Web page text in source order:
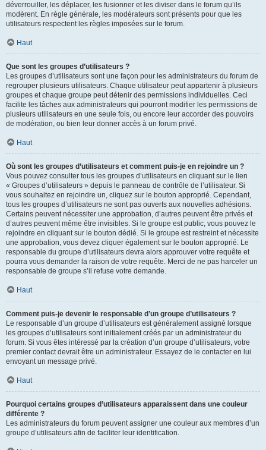
déverrouiller, les déplacer, les fusionner et les diviser dans le forum qu’ils
modèrent. En règle générale, les modérateurs sont présents pour que les
utilisateurs respectent les règles imposées sur le forum.
Haut
Que sont les groupes d’utilisateurs ?
Les groupes d’utilisateurs sont une façon pour les administrateurs du forum de
regrouper plusieurs utilisateurs. Chaque utilisateur peut appartenir à plusieurs
groupes et chaque groupe peut détenir des permissions individuelles. Ceci
facilite les tâches aux administrateurs qui pourront modifier les permissions de
plusieurs utilisateurs en une seule fois, ou encore leur accorder des pouvoirs
de modération, ou bien leur donner accès à un forum privé.
Haut
Où sont les groupes d’utilisateurs et comment puis-je en rejoindre un ?
Vous pouvez consulter tous les groupes d’utilisateurs en cliquant sur le lien
« Groupes d’utilisateurs » depuis le panneau de contrôle de l’utilisateur. Si
vous souhaitez en rejoindre un, cliquez sur le bouton approprié. Cependant,
tous les groupes d’utilisateurs ne sont pas ouverts aux nouvelles adhésions.
Certains peuvent nécessiter une approbation, d’autres peuvent être privés et
d’autres peuvent même être invisibles. Si le groupe est public, vous pouvez le
rejoindre en cliquant sur le bouton dédié. Si le groupe est restreint et nécessite
une approbation, vous devez cliquer également sur le bouton approprié. Le
responsable du groupe d’utilisateurs devra alors approuver votre requête et
pourra vous demander la raison de votre requête. Merci de ne pas harceler un
responsable de groupe s’il refuse votre demande.
Haut
Comment puis-je devenir le responsable d’un groupe d’utilisateurs ?
Le responsable d’un groupe d’utilisateurs est généralement assigné lorsque
les groupes d’utilisateurs sont initialement créés par un administrateur du
forum. Si vous êtes intéressé par la création d’un groupe d’utilisateurs, votre
premier contact devrait être un administrateur. Essayez de le contacter en lui
envoyant un message privé.
Haut
Pourquoi certains groupes d’utilisateurs apparaissent dans une couleur
différente ?
Les administrateurs du forum peuvent assigner une couleur aux membres d’un
groupe d’utilisateurs afin de faciliter leur identification.